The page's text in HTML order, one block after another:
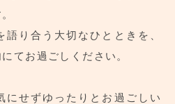
り合う大切なひとときを、
てお過ごしください。
にせずゆったりとお過ごしい